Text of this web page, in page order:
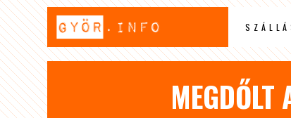
MEGDŐLT